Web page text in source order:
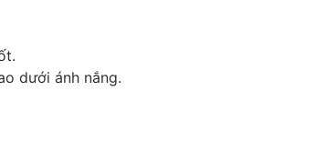
dưới ánh nắng.